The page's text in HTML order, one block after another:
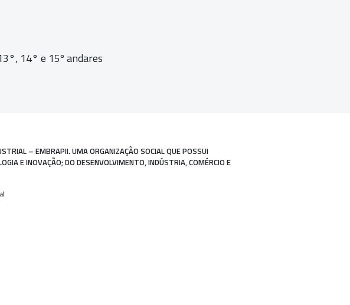
14° e 15º andares
– EMBRAPII. UMA ORGANIZAÇÃO SOCIAL QUE POSSUI
E INOVAÇÃO; DO DESENVOLVIMENTO, INDÚSTRIA, COMÉRCIO E